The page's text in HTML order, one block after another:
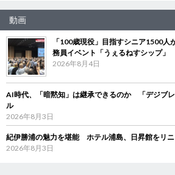
動画
「100歳現役」目指すシニア1500
務員イベント「うぇるねすシップ」
2026年8月4日
AI時代、「暗黙知」は継承できるのか 「デジブ
ル
2026年8月3日
紀伊勝浦の魅力を堪能 ホテル浦島、日昇館をリ
2026年8月3日